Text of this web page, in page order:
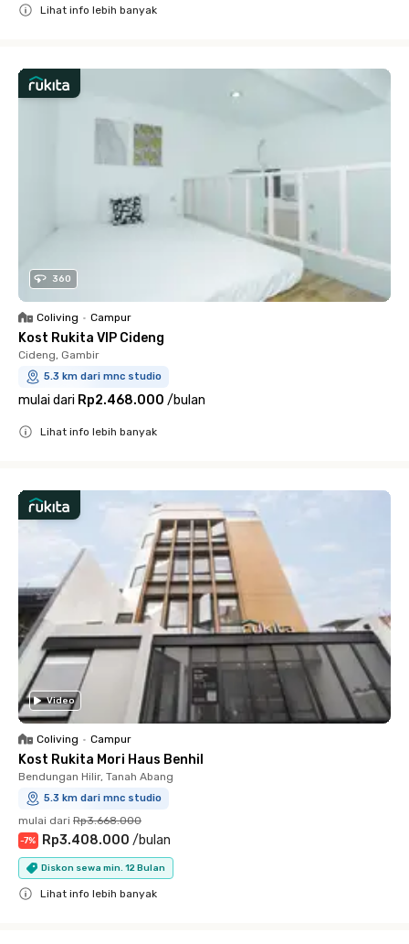
Lihat info lebih banyak
360
Coliving • Campur
Kost Rukita VIP Cideng
Cideng, Gambir
5.3 km dari mnc studio
mulai dari Rp2.468.000 /bulan
Lihat info lebih banyak
Video
Coliving • Campur
Kost Rukita Mori Haus Benhil
Bendungan Hilir, Tanah Abang
5.3 km dari mnc studio
mulai dari Rp3.668.000
-7% Rp3.408.000 /bulan
Diskon sewa min. 12 Bulan
Lihat info lebih banyak